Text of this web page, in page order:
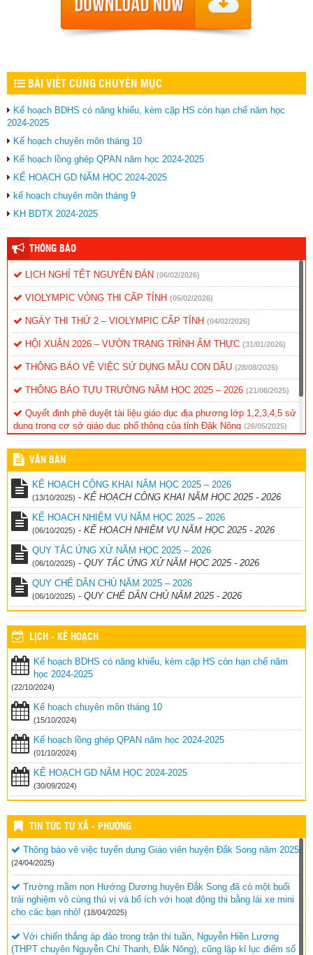
BÀI VIẾT CÙNG CHUYÊN MỤC
Kế hoạch BDHS có năng khiếu, kèm cặp HS còn hạn chế năm học
2024-2025
Kế hoạch chuyên môn tháng 10
Kế hoạch lồng ghép QPAN năm học 2024-2025
KẾ HOẠCH GD NĂM HỌC 2024-2025
kế hoạch chuyên môn tháng 9
KH BDTX 2024-2025
THÔNG BÁO
LỊCH NGHỈ TẾT NGUYÊN ĐÁN (06/02/2026)
VIOLYMPIC VÒNG THI CẤP TỈNH (05/02/2026)
NGÀY THI THỨ 2 – VIOLYMPIC CẤP TỈNH (04/02/2026)
HỘI XUÂN 2026 – VƯỜN TRẠNG TRÌNH ẨM THỰC (31/01/2026)
THÔNG BÁO VỀ VIỆC SỬ DỤNG MẪU CON DẤU (28/08/2025)
THÔNG BÁO TỰU TRƯỜNG NĂM HỌC 2025 – 2026 (21/08/2025)
Quyết định phê duyệt tài liệu giáo dục địa phương lớp 1,2,3,4,5 sử
dụng trong cơ sở giáo dục phổ thông của tỉnh Đăk Nông (26/05/2025)
Thống kê đánh gia năng lực, phẩm chất học sinh cuối năm
(26/05/2025)
VĂN BẢN
KẾ HOẠCH CÔNG KHAI NĂM HỌC 2025 – 2026
(13/10/2025) - KẾ HOẠCH CÔNG KHAI NĂM HỌC 2025 - 2026
KẾ HOẠCH NHIỆM VỤ NĂM HỌC 2025 – 2026
(06/10/2025) - KẾ HOẠCH NHIỆM VỤ NĂM HỌC 2025 - 2026
QUY TẮC ỨNG XỬ NĂM HỌC 2025 – 2026
(06/10/2025) - QUY TẮC ỨNG XỬ NĂM HỌC 2025 - 2026
QUY CHẾ DÂN CHỦ NĂM 2025 – 2026
(06/10/2025) - QUY CHẾ DÂN CHỦ NĂM 2025 - 2026
LỊCH - KẾ HOẠCH
Kế hoạch BDHS có năng khiếu, kèm cặp HS còn hạn chế năm
học 2024-2025
(22/10/2024)
Kế hoạch chuyên môn tháng 10
(15/10/2024)
Kế hoạch lồng ghép QPAN năm học 2024-2025
(01/10/2024)
KẾ HOẠCH GD NĂM HỌC 2024-2025
(30/09/2024)
TIN TỨC TỪ XÃ - PHƯỜNG
Thông báo vê việc tuyển dụng Giáo viên huyện Đắk Song năm 2025.
(24/04/2025)
Trường mầm non Hướng Dương huyện Đắk Song đã có một buổi
trải nghiệm vô cùng thú vị và bổ ích với hoạt động thi bằng lái xe mini
cho các bạn nhỏ! (18/04/2025)
Với chiến thắng áp đảo trong trận thi tuần, Nguyễn Hiền Lương
(THPT chuyên Nguyễn Chí Thanh, Đắk Nông), cũng lập kỉ lục điểm số